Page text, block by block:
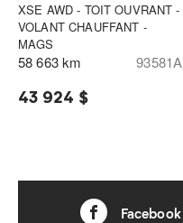
XSE AWD - TOIT OUVRANT -
VOLANT CHAUFFANT -
MAGS
58 663 km 93581A
43 924 $
Facebook